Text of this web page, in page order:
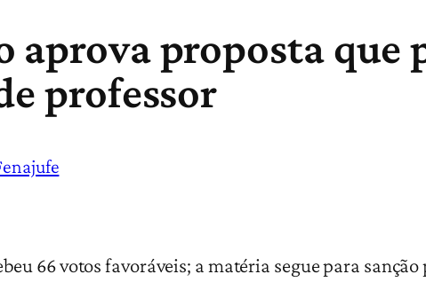
aprova proposta
professor
66 votos favoráveis; a matéria segue para